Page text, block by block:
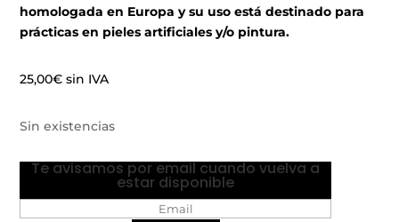
homologada en Europa y su uso está destinado para
prácticas en pieles artificiales y/o pintura.
25,00€ sin IVA
Sin existencias
Te avisamos por email cuando vuelva a
estar disponible